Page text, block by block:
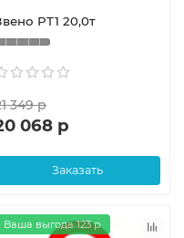
РТ1 20,0т
349 р
068 р
Заказать
Ваша выгода 123 р